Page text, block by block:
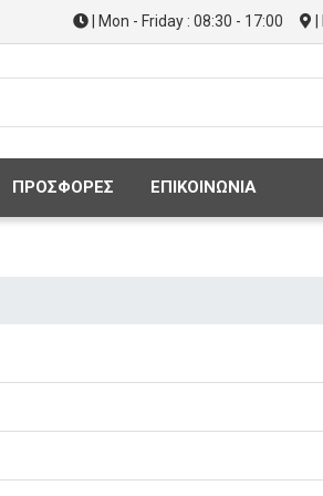
| Mon - Friday : 08:30 - 17:00
ΠΡΟΣΦΟΡΕΣ ΕΠΙΚΟΙΝΩΝΙΑ